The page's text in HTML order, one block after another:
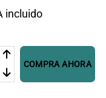
incluido
COMPRA AHORA